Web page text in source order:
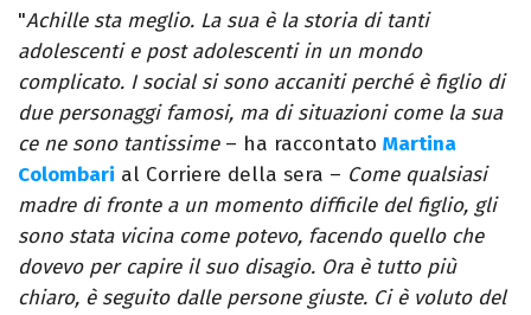
"Achille sta meglio. La sua è la storia di tanti
adolescenti e post adolescenti in un mondo
complicato. I social si sono accaniti perché è figlio di
due personaggi famosi, ma di situazioni come la sua
ce ne sono tantissime– ha raccontato Martina
Colombari al Corriere della sera – Come qualsiasi
madre di fronte a un momento difficile del figlio, gli
sono stata vicina come potevo, facendo quello che
dovevo per capire il suo disagio. Ora è tutto più
chiaro, è seguito dalle persone giuste. Ci è voluto del